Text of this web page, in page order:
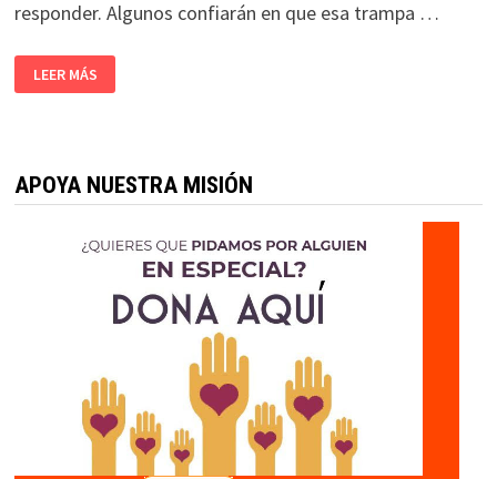
responder. Algunos confiarán en que esa trampa …
LEER MÁS
APOYA NUESTRA MISIÓN